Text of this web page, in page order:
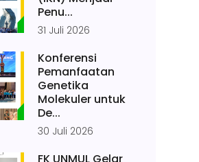
Penu...
31 Juli 2026
Konferensi
Pemanfaatan
Genetika
Molekuler untuk
De...
30 Juli 2026